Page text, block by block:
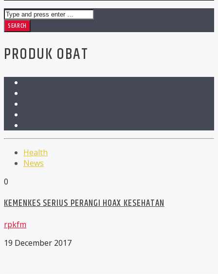
PRODUK OBAT
Health
News
0
KEMENKES SERIUS PERANGI HOAX KESEHATAN
rpkfm
19 December 2017